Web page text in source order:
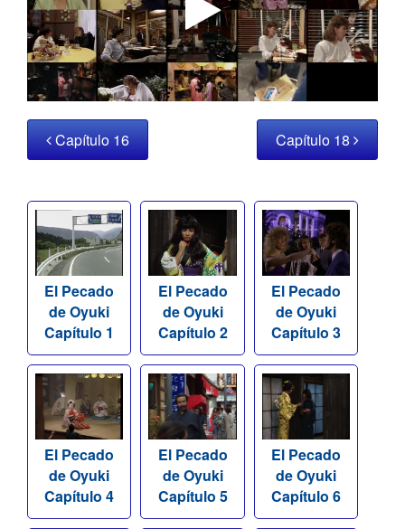
Capítulo 16 Capítulo 18
El Pecado
de Oyuki
Capítulo 1
El Pecado
de Oyuki
Capítulo 2
El Pecado
de Oyuki
Capítulo 3
El Pecado
de Oyuki
Capítulo 4
El Pecado
de Oyuki
Capítulo 5
El Pecado
de Oyuki
Capítulo 6